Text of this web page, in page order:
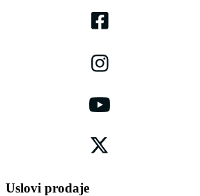
Uslovi prodaje